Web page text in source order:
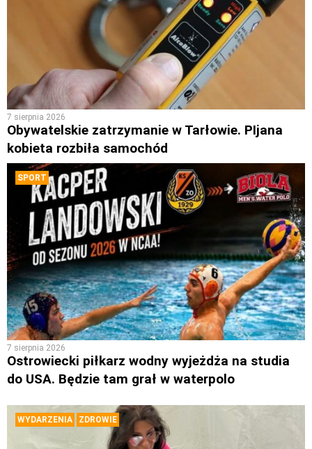
7 sierpnia 2026
Obywatelskie zatrzymanie w Tarłowie. PIjana
kobieta rozbiła samochód
SPORT
7 sierpnia 2026
Ostrowiecki piłkarz wodny wyjeżdża na studia
do USA. Będzie tam grał w waterpolo
WYDARZENIA ZDROWIE